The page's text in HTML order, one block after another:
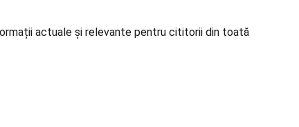
actuale și relevante pentru cititorii din toată